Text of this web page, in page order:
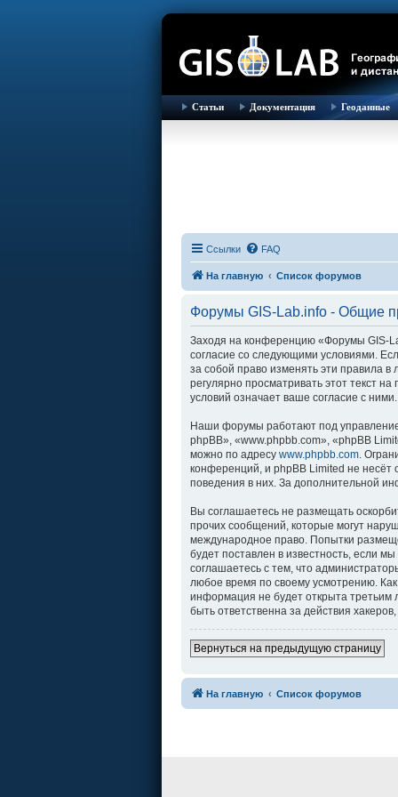
Статьи Документация Геоданные
Ссылки FAQ
На главную Список форумов
Форумы GIS-Lab.info - Общие
Заходя на конференцию «Форумы GIS-
согласие со следующими условиями.
за собой право изменять эти правила
регулярно просматривать этот текст
условий означает ваше согласие с ними.
Наши форумы работают под
phpBB», «www.phpbb.com», «phpBB
можно по адресу www.phpbb.com.
конференций, и phpBB Limited не несёт
поведения в них. За дополнительной
Вы соглашаетесь не размещать
прочих сообщений, которые могут
международное право. Попытки
будет поставлен в известность, если
соглашаетесь с тем, что
любое время по своему усмотрению.
информация не будет открыта
быть ответственна за действия
Вернуться на предыдущую страницу
На главную Список форумов